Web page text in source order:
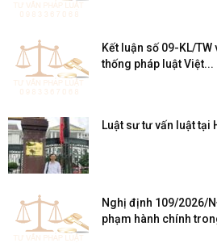
Kết luận số 09-KL/
thống pháp luật Việt...
Luật sư tư vấn luật tại
Nghị định 109/2026/
phạm hành chính